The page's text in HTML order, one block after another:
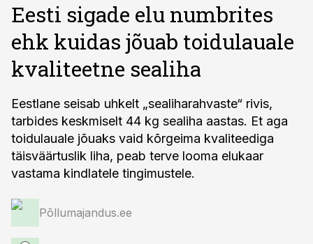
Eesti sigade elu numbrites
ehk kuidas jõuab toidulauale
kvaliteetne sealiha
Eestlane seisab uhkelt „sealiharahvaste“ rivis,
tarbides keskmiselt 44 kg sealiha aastas. Et aga
toidulauale jõuaks vaid kõrgeima kvaliteediga
täisväärtuslik liha, peab terve looma elukaar
vastama kindlatele tingimustele.
Põllumajandus.ee